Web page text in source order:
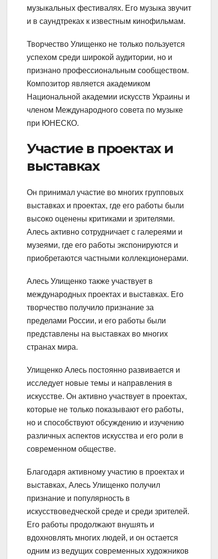
музыкальных фестивалях. Его музыка звучит
и в саундтреках к известным кинофильмам.
Творчество Улищенко не только пользуется
успехом среди широкой аудитории, но и
признано профессиональным сообществом.
Композитор является академиком
Национальной академии искусств Украины и
членом Международного совета по музыке
при ЮНЕСКО.
Участие в проектах и
выставках
Он принимал участие во многих групповых
выставках и проектах, где его работы были
высоко оценены критиками и зрителями.
Алесь активно сотрудничает с галереями и
музеями, где его работы экспонируются и
приобретаются частными коллекционерами.
Алесь Улищенко также участвует в
международных проектах и выставках. Его
творчество получило признание за
пределами России, и его работы были
представлены на выставках во многих
странах мира.
Улищенко Алесь постоянно развивается и
исследует новые темы и направления в
искусстве. Он активно участвует в проектах,
которые не только показывают его работы,
но и способствуют обсуждению и изучению
различных аспектов искусства и его роли в
современном обществе.
Благодаря активному участию в проектах и
выставках, Алесь Улищенко получил
признание и популярность в
искусствоведческой среде и среди зрителей.
Его работы продолжают внушять и
вдохновлять многих людей, и он остается
одним из ведущих современных художников